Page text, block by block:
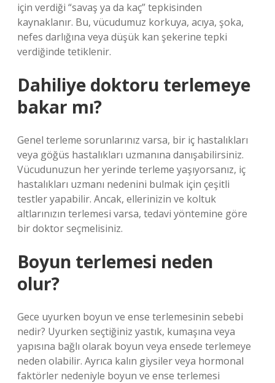
için verdiği “savaş ya da kaç” tepkisinden
kaynaklanır. Bu, vücudumuz korkuya, acıya, şoka,
nefes darlığına veya düşük kan şekerine tepki
verdiğinde tetiklenir.
Dahiliye doktoru terlemeye
bakar mı?
Genel terleme sorunlarınız varsa, bir iç hastalıkları
veya göğüs hastalıkları uzmanına danışabilirsiniz.
Vücudunuzun her yerinde terleme yaşıyorsanız, iç
hastalıkları uzmanı nedenini bulmak için çeşitli
testler yapabilir. Ancak, ellerinizin ve koltuk
altlarınızın terlemesi varsa, tedavi yöntemine göre
bir doktor seçmelisiniz.
Boyun terlemesi neden
olur?
Gece uyurken boyun ve ense terlemesinin sebebi
nedir? Uyurken seçtiğiniz yastık, kumaşına veya
yapısına bağlı olarak boyun veya ensede terlemeye
neden olabilir. Ayrıca kalın giysiler veya hormonal
faktörler nedeniyle boyun ve ense terlemesi